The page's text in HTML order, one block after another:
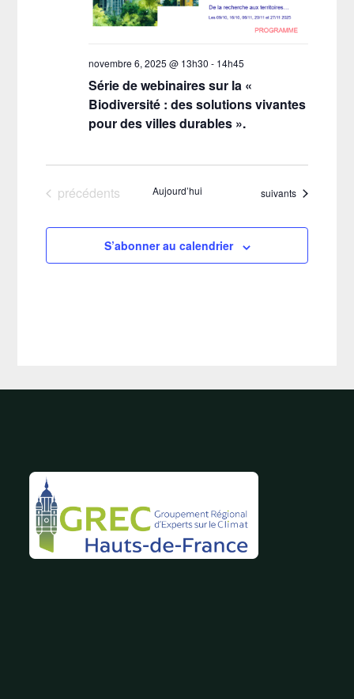
Série de webinaires sur la «
Biodiversité : des solutions vivantes
pour des villes durables ».
novembre 6, 2025 @ 13h30 - 14h45
Évènements
précédents Aujourd’hui Évènements
suivants
S’abonner au calendrier